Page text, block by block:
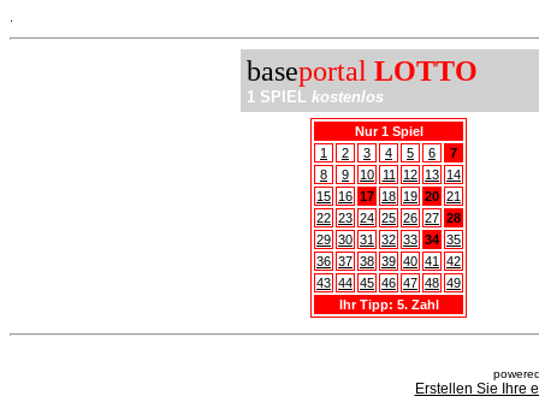
baseportal LOTTO
1 SPIEL kostenlos
Nur 1 Spiel
1
2 3 4 5 6
7
8
9 10 11 12 13 14
15 16 17 18 19 20 21
22 23 24 25 26 27 28
29 30 31 32 33 34 35
36 37 38 39 40 41
42
43 44 45 46 47 48 49
Ihr Tipp: 5. Zahl
Erstellen Sie Ihre